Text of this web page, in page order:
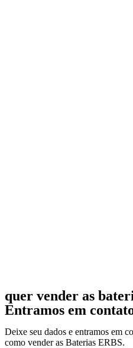
quer vender as
Entramos em
Deixe seu dados e entramos em
como vender as Baterias ERBS.